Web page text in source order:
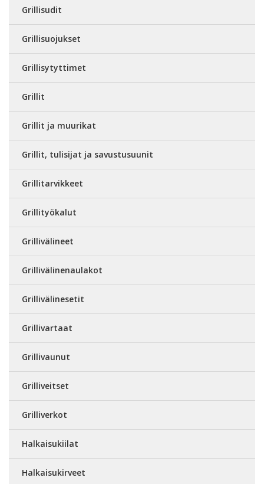
Grillisudit
Grillisuojukset
Grillisytyttimet
Grillit
Grillit ja muurikat
Grillit, tulisijat ja savustusuunit
Grillitarvikkeet
Grillityökalut
Grillivälineet
Grillivälinenaulakot
Grillivälinesetit
Grillivartaat
Grillivaunut
Grilliveitset
Grilliverkot
Halkaisukiilat
Halkaisukirveet